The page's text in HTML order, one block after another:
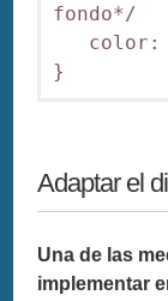
fondo*/
color:
Adaptar el
Una de las
implementar